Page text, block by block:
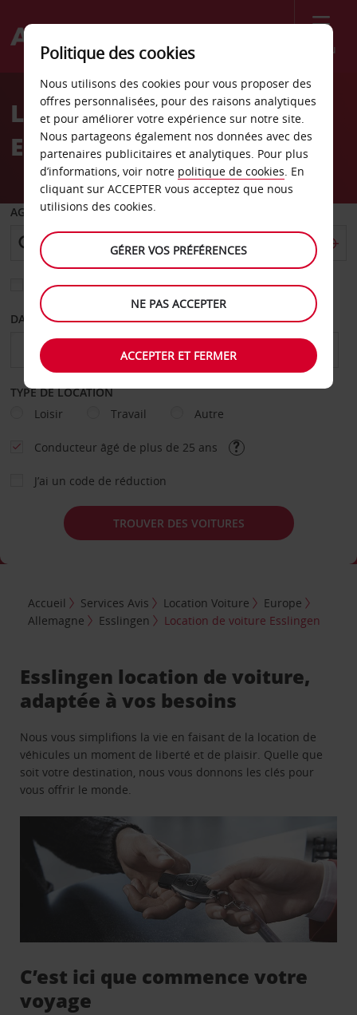
Menu
Welcome
AvisLocation de voiture
Esslingen
AGENCE DE DÉPART
Sélectionnez une autre agence de retour
DATE DE DÉPART DATE DE RETOUR
TYPE DE LOCATION
Loisir
Travail Autre
Conducteur âgé de plus de 25 ans
J’ai un code de réduction
TROUVER DES VOITURES
Accueil Services Avis Location Voiture
Europe
Allemagne
Esslingen Location de voiture Esslingen
Esslingen location de voiture,
adaptée à vos besoins
Nous vous simplifions la vie en faisant de la location de
véhicules un moment de liberté et de plaisir. Quelle que
soit votre destination, nous vous donnons les clés pour
vous offrir le monde.
C’est ici que commence votre
voyage
Politique des cookies
Nous utilisons des cookies pour vous proposer des
offres personnalisées, pour des raisons analytiques
et pour améliorer votre expérience sur notre site.
Nous partageons également nos données avec des
partenaires publicitaires et analytiques. Pour plus
d’informations, voir notre politique de cookies. En
cliquant sur ACCEPTER vous acceptez que nous
utilisions des cookies.
GÉRER VOS PRÉFÉRENCES
NE PAS ACCEPTER
ACCEPTER ET FERMER